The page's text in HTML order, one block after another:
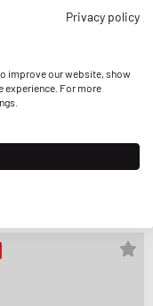
Privacy policy
improve our website, show
experience. For more